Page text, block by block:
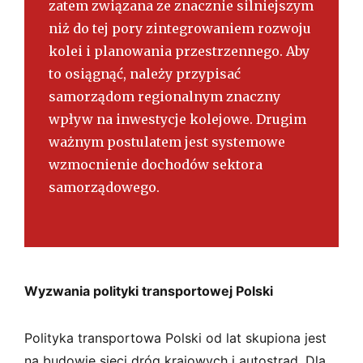
zatem związana ze znacznie silniejszym
niż do tej pory zintegrowaniem rozwoju
kolei i planowania przestrzennego. Aby
to osiągnąć, należy przypisać
samorządom regionalnym znaczny
wpływ na inwestycje kolejowe. Drugim
ważnym postulatem jest systemowe
wzmocnienie dochodów sektora
samorządowego.
Wyzwania polityki transportowej Polski
Polityka transportowa Polski od lat skupiona jest